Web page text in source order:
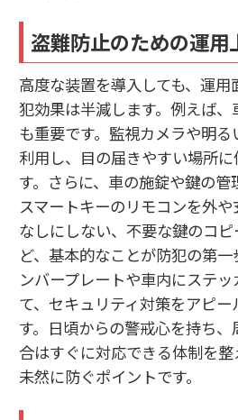
盗難防止のための運用
高度な装置を導入しても、運
犯効果は半減します。例えば
も重要です。監視カメラや明
利用し、目の届きやすい場所
す。さらに、車の施錠や鍵の管
スマートキーのリモコンを外
なしにしない、不要な鍵のコ
ど、基本的なことが防犯の第
ンバープレートや車内にステ
て、セキュリティ対策をアピ
す。日頃からの警戒心を持ち
合はすぐに対応できる体制を
未然に防ぐポイントです。